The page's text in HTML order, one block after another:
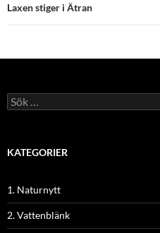
Laxen stiger i Ätran
Sök
efter:
KATEGORIER
1. Naturnytt
2. Vattenblänk